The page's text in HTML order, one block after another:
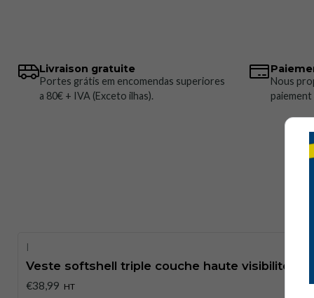
Livraison gratuite
Portes grátis em encomendas superiores
a 80€ + IVA (Exceto ilhas).
Nous
|
Veste softshell triple couche haute visibilité
€38,99 HT